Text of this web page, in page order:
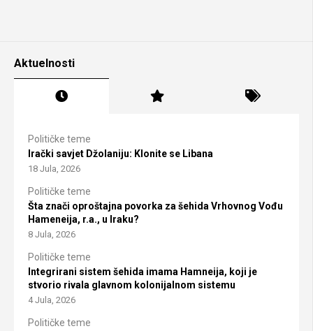
Aktuelnosti
Političke teme
Irački savjet Džolaniju: Klonite se Libana
18 Jula, 2026
Političke teme
Šta znači oproštajna povorka za šehida Vrhovnog Vođu
Hameneija, r.a., u Iraku?
8 Jula, 2026
Političke teme
Integrirani sistem šehida imama Hamneija, koji je
stvorio rivala glavnom kolonijalnom sistemu
4 Jula, 2026
Političke teme